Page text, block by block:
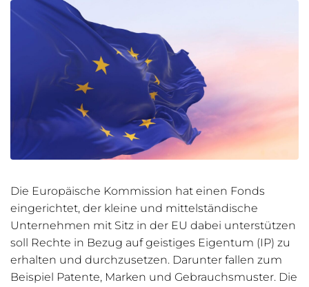
Die Europäische Kommission hat einen Fonds
eingerichtet, der kleine und mittelständische
Unternehmen mit Sitz in der EU dabei unterstützen
soll Rechte in Bezug auf geistiges Eigentum (IP) zu
erhalten und durchzusetzen. Darunter fallen zum
Beispiel Patente, Marken und Gebrauchsmuster. Die